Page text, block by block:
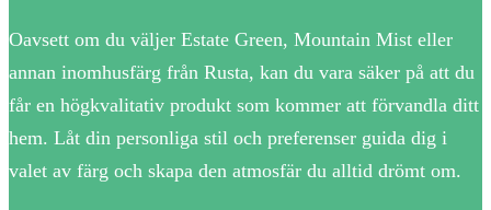
Oavsett om du väljer Estate Green, Mountain Mist eller
annan inomhusfärg från Rusta, kan du vara säker på att du
får en högkvalitativ produkt som kommer att förvandla ditt
hem. Låt din personliga stil och preferenser guida dig i
valet av färg och skapa den atmosfär du alltid drömt om.